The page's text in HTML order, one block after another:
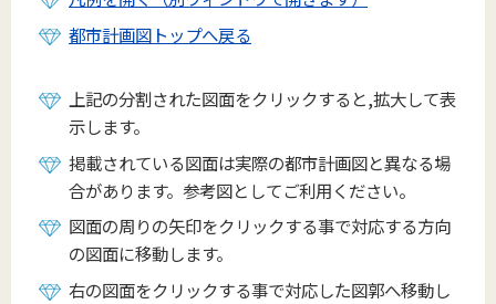
都市計画図トップへ戻る
上記の分割された図面をクリックすると,拡大して表
示します。
掲載されている図面は実際の都市計画図と異なる場
合があります。参考図としてご利用ください。
図面の周りの矢印をクリックする事で対応する方向
の図面に移動します。
右の図面をクリックする事で対応した図郭へ移動し